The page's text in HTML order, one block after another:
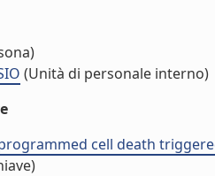
(Unità di personale interno)
cell death